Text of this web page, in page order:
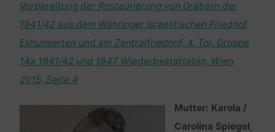
Vorbereitung der Restaurierung von Gräbern der
1941/42 aus dem Währinger Israelitischen Friedhof
Exhumierten und am Zentralfriedhof, 4. Tor, Gruppe
14a 1941/42 und 1947 Wiederbestatteten, Wien
2015, Seite 4
Mutter: Karola /
Carolina Spiegel,